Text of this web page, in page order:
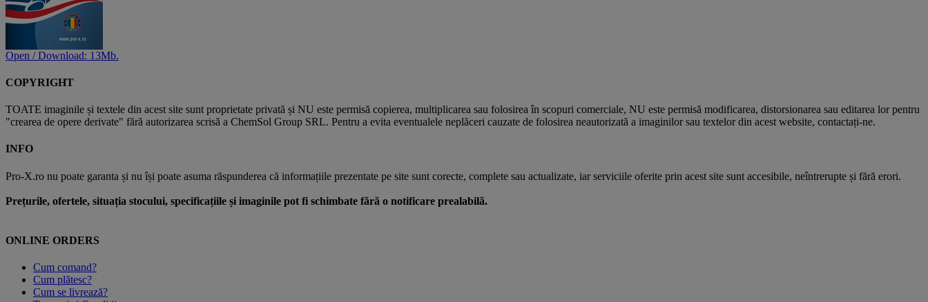
Open / Download: 13Mb.
COPYRIGHT
TOATE imaginile și textele din acest site sunt proprietate privată și NU este permisă copierea, multiplicarea sau folosirea în scopuri comerciale, NU este permisă modificarea, distorsionarea sau editarea lor pentru
"crearea de opere derivate" fără autorizarea scrisă a ChemSol Group SRL. Pentru a evita eventualele neplăceri cauzate de folosirea neautorizată a imaginilor sau textelor din acest website, contactați-ne.
INFO
Pro-X.ro nu poate garanta și nu își poate asuma răspunderea că informațiile prezentate pe site sunt corecte, complete sau actualizate, iar serviciile oferite prin acest site sunt accesibile, neîntrerupte și fără erori.
Prețurile, ofertele, situația stocului, specificațiile și imaginile pot fi schimbate fără o notificare prealabilă.
ONLINE ORDERS
Cum comand?
Cum plătesc?
Cum se livrează?